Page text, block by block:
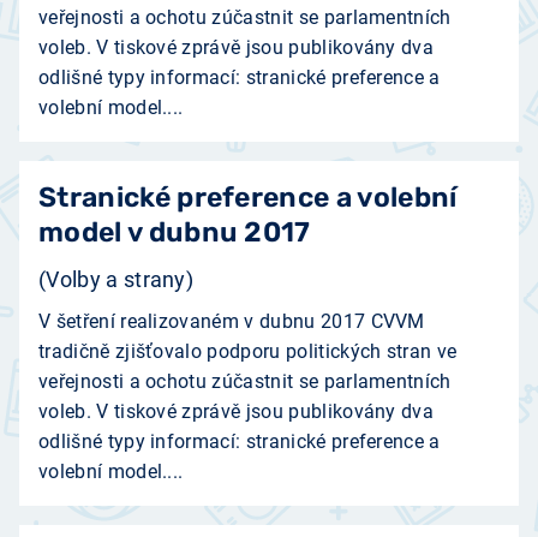
veřejnosti a ochotu zúčastnit se parlamentních
voleb. V tiskové zprávě jsou publikovány dva
odlišné typy informací: stranické preference a
volební model....
Stranické preference a volební
model v dubnu 2017
(Volby a strany)
V šetření realizovaném v dubnu 2017 CVVM
tradičně zjišťovalo podporu politických stran ve
veřejnosti a ochotu zúčastnit se parlamentních
voleb. V tiskové zprávě jsou publikovány dva
odlišné typy informací: stranické preference a
volební model....